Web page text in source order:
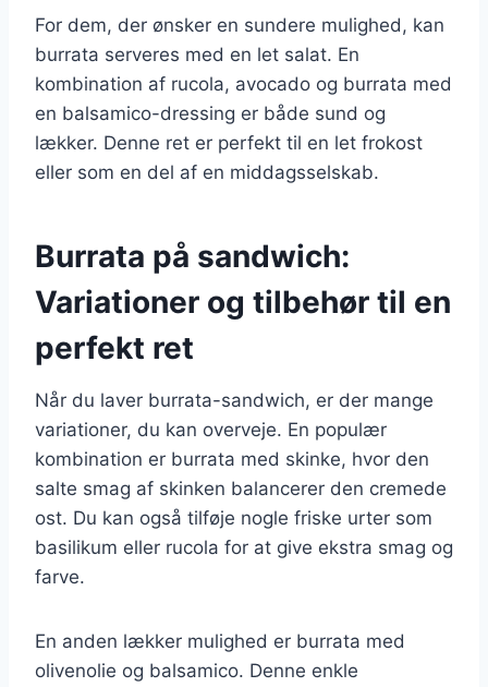
For dem, der ønsker en sundere mulighed, kan
burrata serveres med en let salat. En
kombination af rucola, avocado og burrata med
en balsamico-dressing er både sund og
lækker. Denne ret er perfekt til en let frokost
eller som en del af en middagsselskab.
Burrata på sandwich:
Variationer og tilbehør til en
perfekt ret
Når du laver burrata-sandwich, er der mange
variationer, du kan overveje. En populær
kombination er burrata med skinke, hvor den
salte smag af skinken balancerer den cremede
ost. Du kan også tilføje nogle friske urter som
basilikum eller rucola for at give ekstra smag og
farve.
En anden lækker mulighed er burrata med
olivenolie og balsamico. Denne enkle